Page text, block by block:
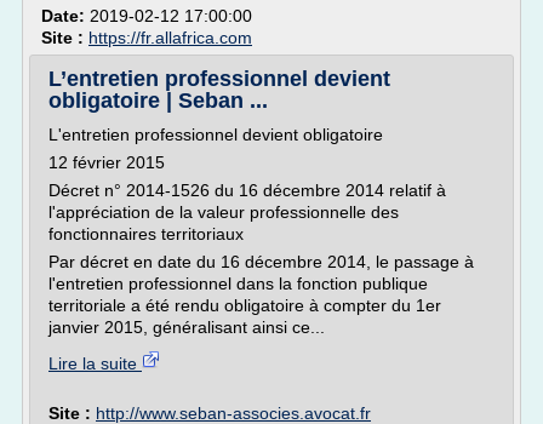
Date: 2019-02-12 17:00:00
Site : https://fr.allafrica.com
L’entretien professionnel devient
obligatoire | Seban ...
L'entretien professionnel devient obligatoire
12 février 2015
Décret n° 2014-1526 du 16 décembre 2014 relatif à
l'appréciation de la valeur professionnelle des
fonctionnaires territoriaux
Par décret en date du 16 décembre 2014, le passage à
l'entretien professionnel dans la fonction publique
territoriale a été rendu obligatoire à compter du 1er
janvier 2015, généralisant ainsi ce...
Lire la suite
Site : http://www.seban-associes.avocat.fr